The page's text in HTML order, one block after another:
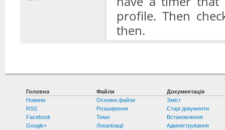
profile. Then
then.
Головна
Новини
RSS
Facebook
Google+
Файли
Основні файли
Розширення
Теми
Локалізації
Документація
Зміст
Старі документи
Встановлення
Адміністрування